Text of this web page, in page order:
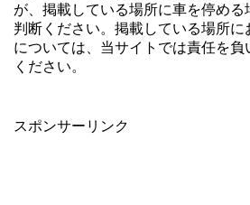
が、掲載している場所に車を停め
判断ください。掲載している場所
については、当サイトでは責任を
ください。
スポンサーリンク